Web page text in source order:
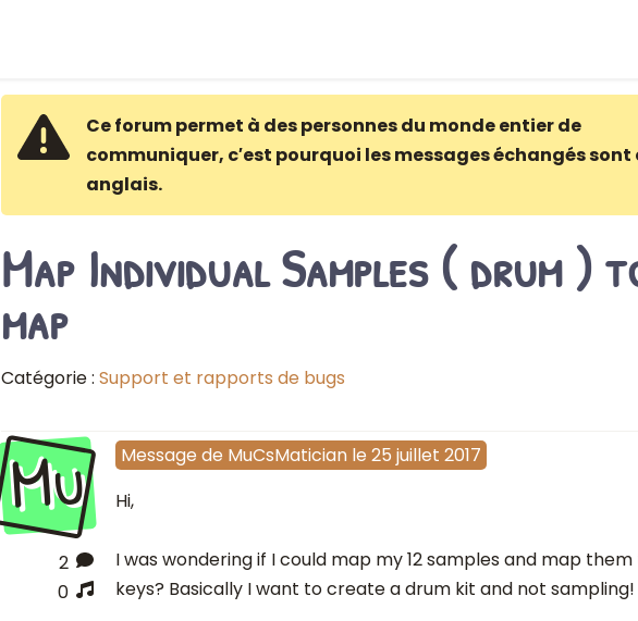
Ce forum permet à des personnes du monde entier de
communiquer, c′est pourquoi les messages échangés sont
anglais.
Map Individual Samples ( drum )
map
Catégorie : Support et rapports de bugs
Mu
2
0
Message de MuCsMatician le 25 juillet 2017
Hi,
I was wondering if I could map my 12 samples and map them
keys? Basically I want to create a drum kit and not sampling!